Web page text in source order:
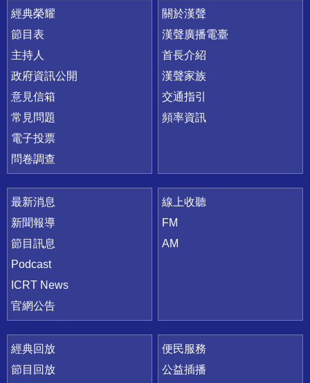
快速連結
經典榮耀
節目表
主持人
政府資訊公開
意見信箱
常見問題
電子投票
問卷調查
關於漢聲
漢聲廣播電臺
首長介紹
漢聲家族
交通指引
頻率資訊
最新消息
新聞報導
節目訊息
Podcast
ICRT News
官網公告
線上收聽
FM
AM
經典回放
節目回放
便民服務
公益插播